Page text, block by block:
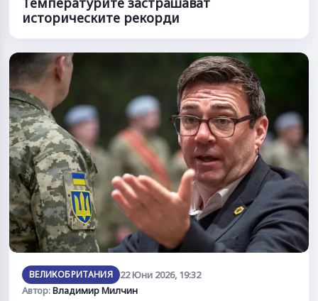
историческите рекорди
ВЕЛИКОБРИТАНИЯ
22 Юни 2026, 19:32
Автор:Владимир Милчин